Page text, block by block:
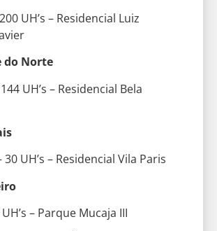
UH’s – Residencial Luiz
do Norte
UH’s – Residencial Bela
UH’s – Residencial Vila Paris
– Parque Mucaja III